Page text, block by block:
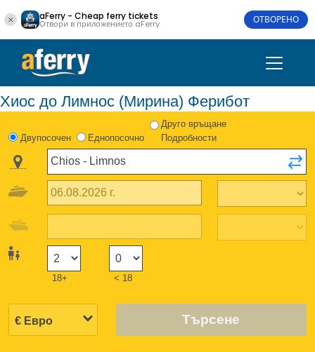
aFerry - Cheap ferry tickets
Отвори в приложението aFerry ОТВОРЕНО
Хиос до Лимнос (Мирина) Ферибот
Двупосочен Еднопосочно
Друго връщане
Подробности
18+ < 18
Търсене